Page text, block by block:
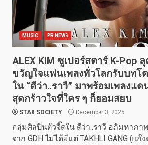
MUSIC PR NEWS
ALEX KIM ซูเปอร์สตาร์ K-Pop
ขวัญใจแฟนเพลงทั่วโลกรับบทโ
ใน “ดีว่า..ราวี” มาพร้อมเพลงแด
สุดกร้าวใจที่ใคร ๆ ก็ยอมสยบ
STAR SOCIETY December 3, 2025
กลุ่มศิลปินตัวจี๊ดใน ดีว่า..ราวี อภิมหาภา
จาก GDH ไม่ได้มีแต่ TAKHLI GANG (แก๊